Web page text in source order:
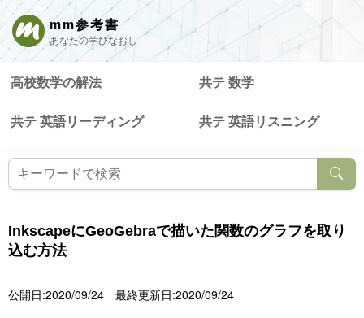
mm参考書
あなたの学びなおし
高校数学の解法 共テ 数学
共テ 英語リーディング 共テ 英語リスニング
InkscapeにGeoGebraで描いた関数のグラフを取り
込む方法
公開日:2020/09/24 最終更新日:2020/09/24